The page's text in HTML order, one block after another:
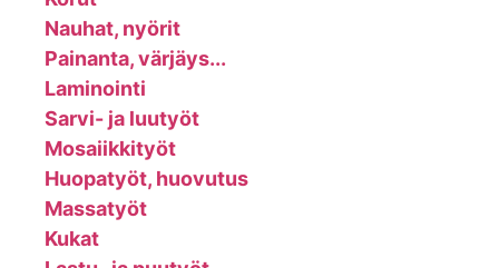
Nauhat, nyörit
Painanta, värjäys...
Laminointi
Sarvi- ja luutyöt
Mosaiikkityöt
Huopatyöt, huovutus
Massatyöt
Kukat